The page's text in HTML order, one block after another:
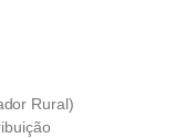
Rural)